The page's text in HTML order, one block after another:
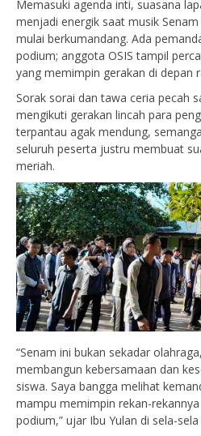
Memasuki agenda inti, suasana
menjadi energik saat musik
mulai berkumandang. Ada
podium; anggota OSIS tampil
yang memimpin gerakan di depan
Sorak sorai dan tawa ceria pecah
mengikuti gerakan lincah para
terpantau agak mendung,
seluruh peserta justru membuat
meriah.
“Senam ini bukan sekadar
membangun kebersamaan dan
siswa. Saya bangga melihat
mampu memimpin rekan-
podium,” ujar Ibu Yulan di sela-